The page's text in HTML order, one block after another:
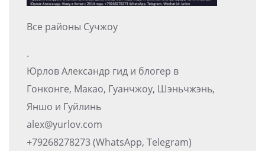
Все районы Сучжоу
.
Юрлов Александр гид и блогер в
Гонконге, Макао, Гуанчжоу, Шэньчжэнь,
Яншо и Гуйлинь
alex@yurlov.com
+79268278273 (WhatsApp, Telegram)